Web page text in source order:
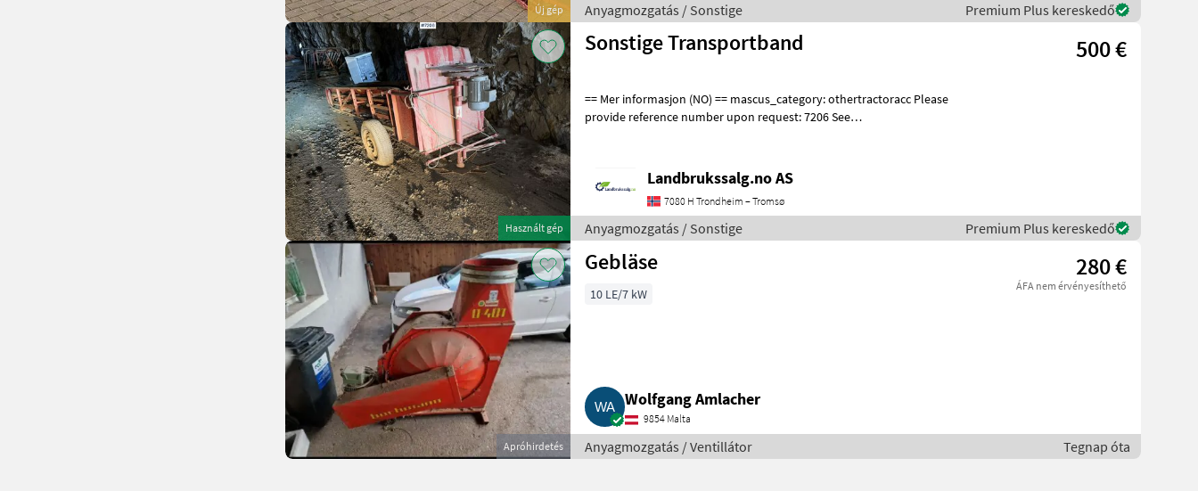
Új gép Anyagmozgatás / Sonstige Premium Plus kereskedő
Használt gép
Sonstige Transportband 500 €
== Mer informasjon (NO) == mascus_category: othertractoracc Please
provide reference number upon request: 7206 See
Landbrukssalg.no AS
7080 H Trondheim – Tromsø
Anyagmozgatás / Sonstige Premium Plus kereskedő
Apróhirdetés
Gebläse 280 €
ÁFA nem érvényesíthető
10 LE/7 kW
Wolfgang Amlacher
9854 Malta
Anyagmozgatás / Ventillátor Tegnap óta